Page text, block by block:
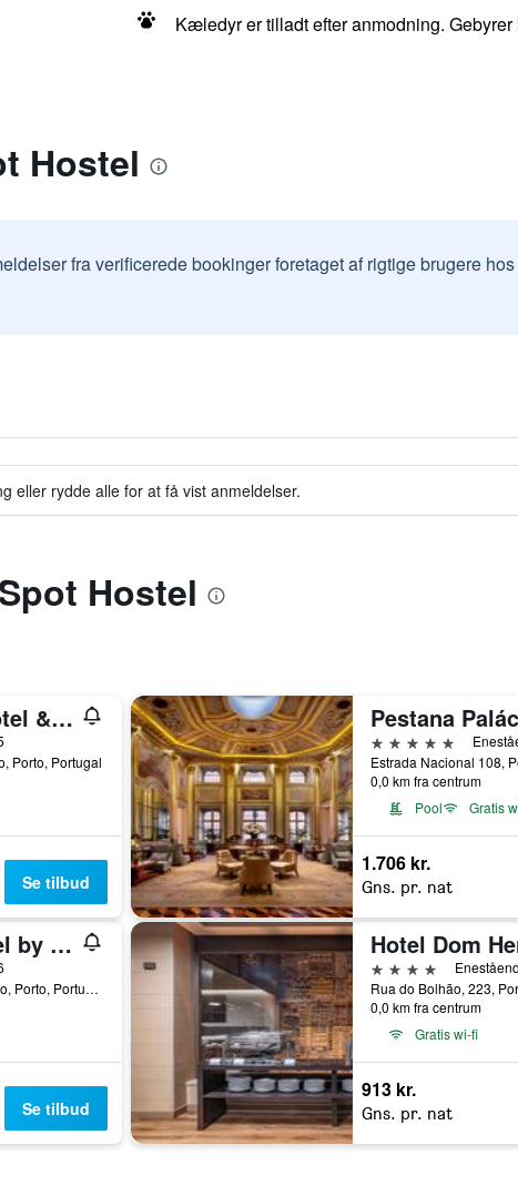
Kæledyr er tilladt efter anmodning. Gebyrer
Hostel
fra verificerede bookinger foretaget af rigtige brugere
eller rydde alle for at få vist anmeldelser.
Hostel
Sheraton Porto Hotel & Spa
Porto, Portugal
Se tilbud
5 stjerner
Estrada Nacional 108,
0,0 km fra centrum
Pool
Gratis
1.706 kr.
Gns. pr. nat
Porto Palácio Hotel by The Editory
Avenida da Boavista, 1269, Porto, Porto, Portugal
Se tilbud
4 stjerner
Rua do Bolhão, 223,
0,0 km fra centrum
Gratis wi-fi
913 kr.
Gns. pr. nat